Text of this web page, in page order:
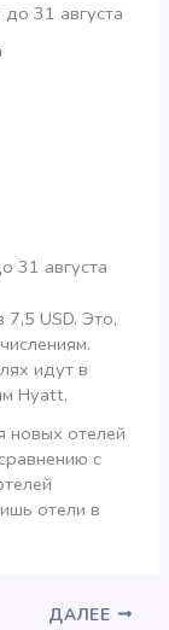
до 31 августа
31 августа
USD. Это,
идут в
Hyatt.
новых отелей
с
отели в
ДАЛЕЕ